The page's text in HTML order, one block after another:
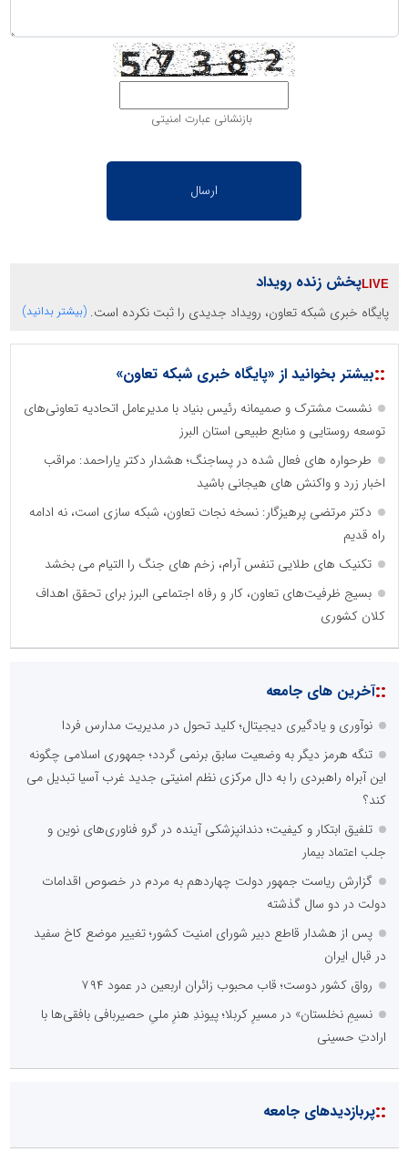
بازنشانی عبارت امنیتی
پخش زنده رویداد
پایگاه خبری شبکه تعاون، رویداد جدیدی را ثبت نکرده است. (بیشتر بدانید)
::بیشتر بخوانید از «پایگاه خبری شبکه تعاون»
نشست مشترک و صمیمانه رئیس بنیاد با مدیرعامل اتحادیه تعاونی‌های
توسعه روستایی و منابع طبیعی استان البرز
طرحواره های فعال شده در پساجنگ؛ هشدار دکتر یاراحمد: مراقب
اخبار زرد و واکنش های هیجانی باشید
دکتر مرتضی پرهیزگار: نسخه نجات تعاون، شبکه سازی است، نه ادامه
راه قدیم
تکنیک های طلایی تنفس آرام، زخم های جنگ را التیام می بخشد
بسیج ظرفیت‌های تعاون، کار و رفاه اجتماعی البرز برای تحقق اهداف
کلان کشوری
::آخرین های جامعه
نوآوری و یادگیری دیجیتال؛ کلید تحول در مدیریت مدارس فردا
تنگه هرمز دیگر به وضعیت سابق برنمی گردد؛ جمهوری اسلامی چگونه
این آبراه راهبردی را به دال مرکزی نظم امنیتی جدید غرب آسیا تبدیل می
کند؟
تلفیق ابتکار و کیفیت؛ دندانپزشکی آینده در گرو فناوری‌های نوین و
جلب اعتماد بیمار
گزارش ریاست جمهور دولت چهاردهم به مردم در خصوص اقدامات
دولت در دو سال گذشته
پس از هشدار قاطع دبیر شورای امنیت کشور؛ تغییر موضع کاخ سفید
در قبال ایران
رواق کشور دوست؛ قاب محبوب زائران اربعین در عمود ۷۹۴
نسیمِ نخلستان» در مسیرِ کربلا؛ پیوندِ هنرِ ملیِ حصیربافی بافقی‌ها با
ارادتِ حسینی
::پربازدیدهای جامعه